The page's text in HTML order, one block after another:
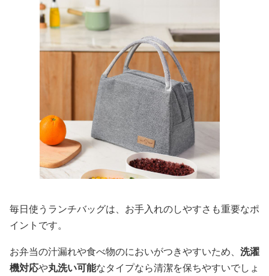
毎日使うランチバッグは、お手入れのしやすさも重要なポ
イントです。
お弁当の汁漏れや食べ物のにおいがつきやすいため、 洗濯
機対応や丸洗い可能なタイプなら清潔を保ちやすいでしょ